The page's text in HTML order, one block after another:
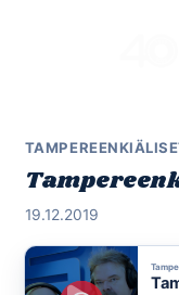
19.12.2019